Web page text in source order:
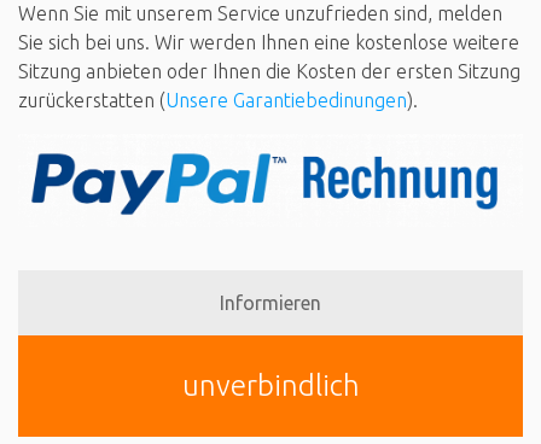
Wenn Sie mit unserem Service unzufrieden sind, melden
Sie sich bei uns. Wir werden Ihnen eine kostenlose weitere
Sitzung anbieten oder Ihnen die Kosten der ersten Sitzung
zurückerstatten (Unsere Garantiebedinungen).
Informieren
unverbindlich